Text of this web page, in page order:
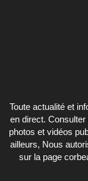
Toute actualité et
en direct.
photos et vidéos
ailleurs, Nous
sur la page